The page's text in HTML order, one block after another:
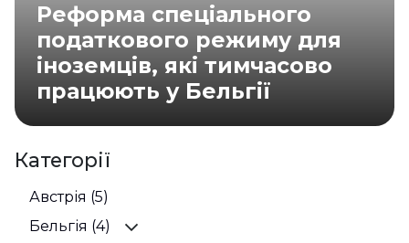
Реформа спеціального
податкового режиму для
іноземців, які тимчасово
працюють у Бельгії
Категорії
Австрія (5)
Бельгія (4)